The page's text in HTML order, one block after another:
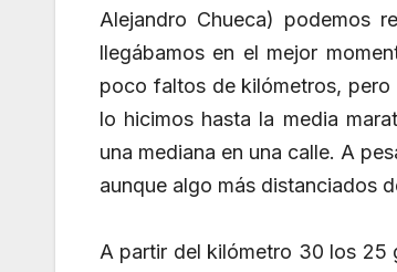
Alejandro Chueca) podemos
llegábamos en el mejor
poco faltos de kilómetros,
lo hicimos hasta la media
una mediana en una calle. A
aunque algo más distanciados
A partir del kilómetro 30 los 25